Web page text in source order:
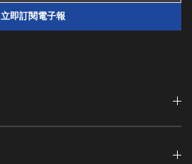
立即訂閱電子報